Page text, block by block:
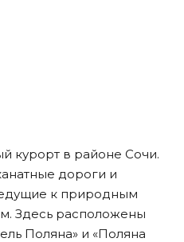
курорт в районе Сочи.
дороги и
к природным
Здесь расположены
Поляна» и «Поляна